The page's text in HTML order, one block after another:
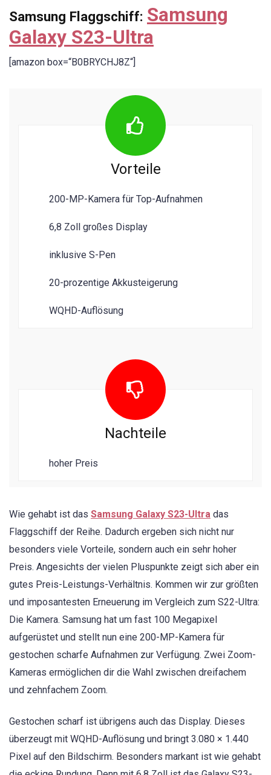
Samsung Flaggschiff: Samsung
Galaxy S23-Ultra
[amazon box=“B0BRYCHJ8Z“]
Vorteile
200-MP-Kamera für Top-Aufnahmen
6,8 Zoll großes Display
inklusive S-Pen
20-prozentige Akkusteigerung
WQHD-Auflösung
Nachteile
hoher Preis
Wie gehabt ist das Samsung Galaxy S23-Ultra das
Flaggschiff der Reihe. Dadurch ergeben sich nicht nur
besonders viele Vorteile, sondern auch ein sehr hoher
Preis. Angesichts der vielen Pluspunkte zeigt sich aber ein
gutes Preis-Leistungs-Verhältnis. Kommen wir zur größten
und imposantesten Erneuerung im Vergleich zum S22-Ultra:
Die Kamera. Samsung hat um fast 100 Megapixel
aufgerüstet und stellt nun eine 200-MP-Kamera für
gestochen scharfe Aufnahmen zur Verfügung. Zwei Zoom-
Kameras ermöglichen dir die Wahl zwischen dreifachem
und zehnfachem Zoom.
Gestochen scharf ist übrigens auch das Display. Dieses
überzeugt mit WQHD-Auflösung und bringt 3.080 × 1.440
Pixel auf den Bildschirm. Besonders markant ist wie gehabt